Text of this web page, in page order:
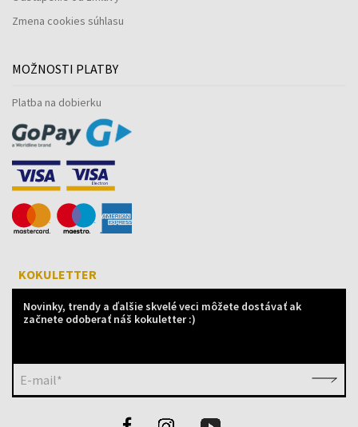
Zmena cookies súhlasu
MOŽNOSTI PLATBY
Platba na dobierku
KOKULETTER
Novinky, trendy a ďalšie skvelé veci môžete dostávať ak
začnete odoberať náš kokuletter :)
E-mail*